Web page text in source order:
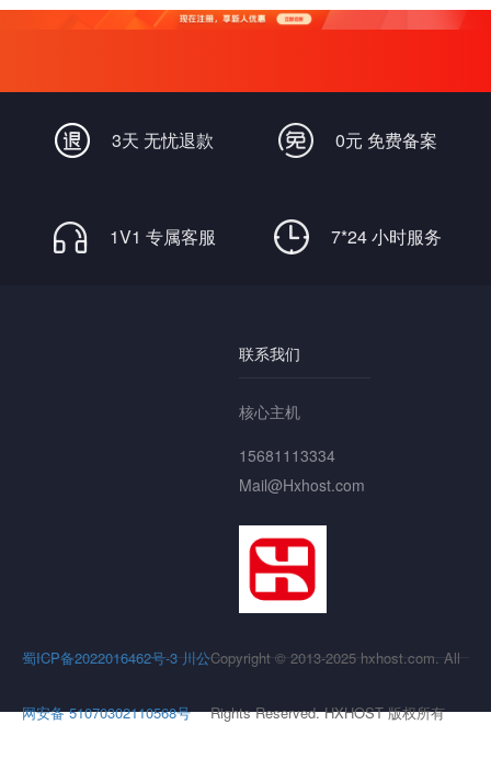
3天 无忧退款 0元 免费备案
1V1 专属客服 7*24 小时服务
联系我们
核心主机
15681113334
Mail@Hxhost.com
蜀ICP备2022016462号-3 川公
网安备 51070302110568号
Copyright © 2013-2025 hxhost.com. All
Rights Reserved. HXHOST 版权所有